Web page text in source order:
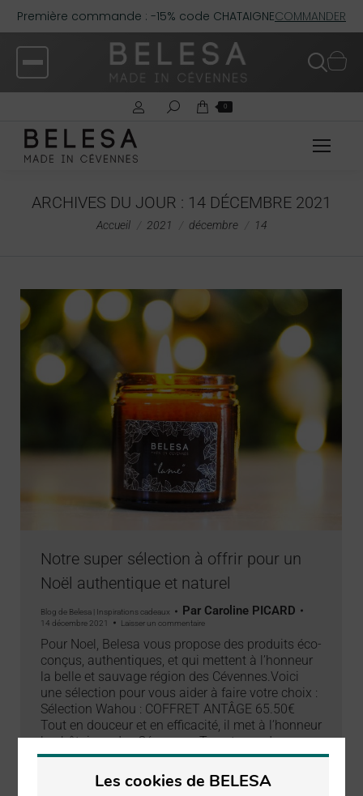
Première commande : -15% code CHATAIGNECOMMANDER
0
ARCHIVES DU JOUR : 14 DÉCEMBRE 2021
Vous êtes ici :
Accueil 2021 décembre 14
Notre super sélection à offrir pour un
Noël authentique et naturel
Blog de Belesa | Inspirations cadeaux Par Caroline PICARD
14 décembre 2021 Laisser un commentaire
Pour Noel, Belesa vous propose des produits éco-
conçus, authentiques, et qui mettent à l’honneur
la belle et sauvage région des Cévennes.Voici
une sélection pour vous aider à faire votre choix :
Sélection Wahou : COFFRET ANTÂGE 65.50€
Tout en douceur et en efficacité, il met à l’honneur
la châtaigne des Cévennes. Tous types de
peaux…
Les cookies de BELESA